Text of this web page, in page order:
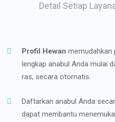
Detail Setiap
Profil Hewan memudahkan
lengkap anabul Anda mulai
ras, secara otomatis.
Daftarkan anabul Anda
dapat membantu